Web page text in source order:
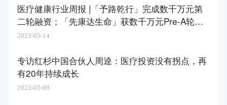
医疗健康行业周报 |「予路乾行」完成数千万元第
二轮融资；「先康达生命」获数千万元Pre-A轮融
资
2023-05-14
专访红杉中国合伙人周逵：医疗投资没有拐点，再
有20年持续成长
2023-05-09